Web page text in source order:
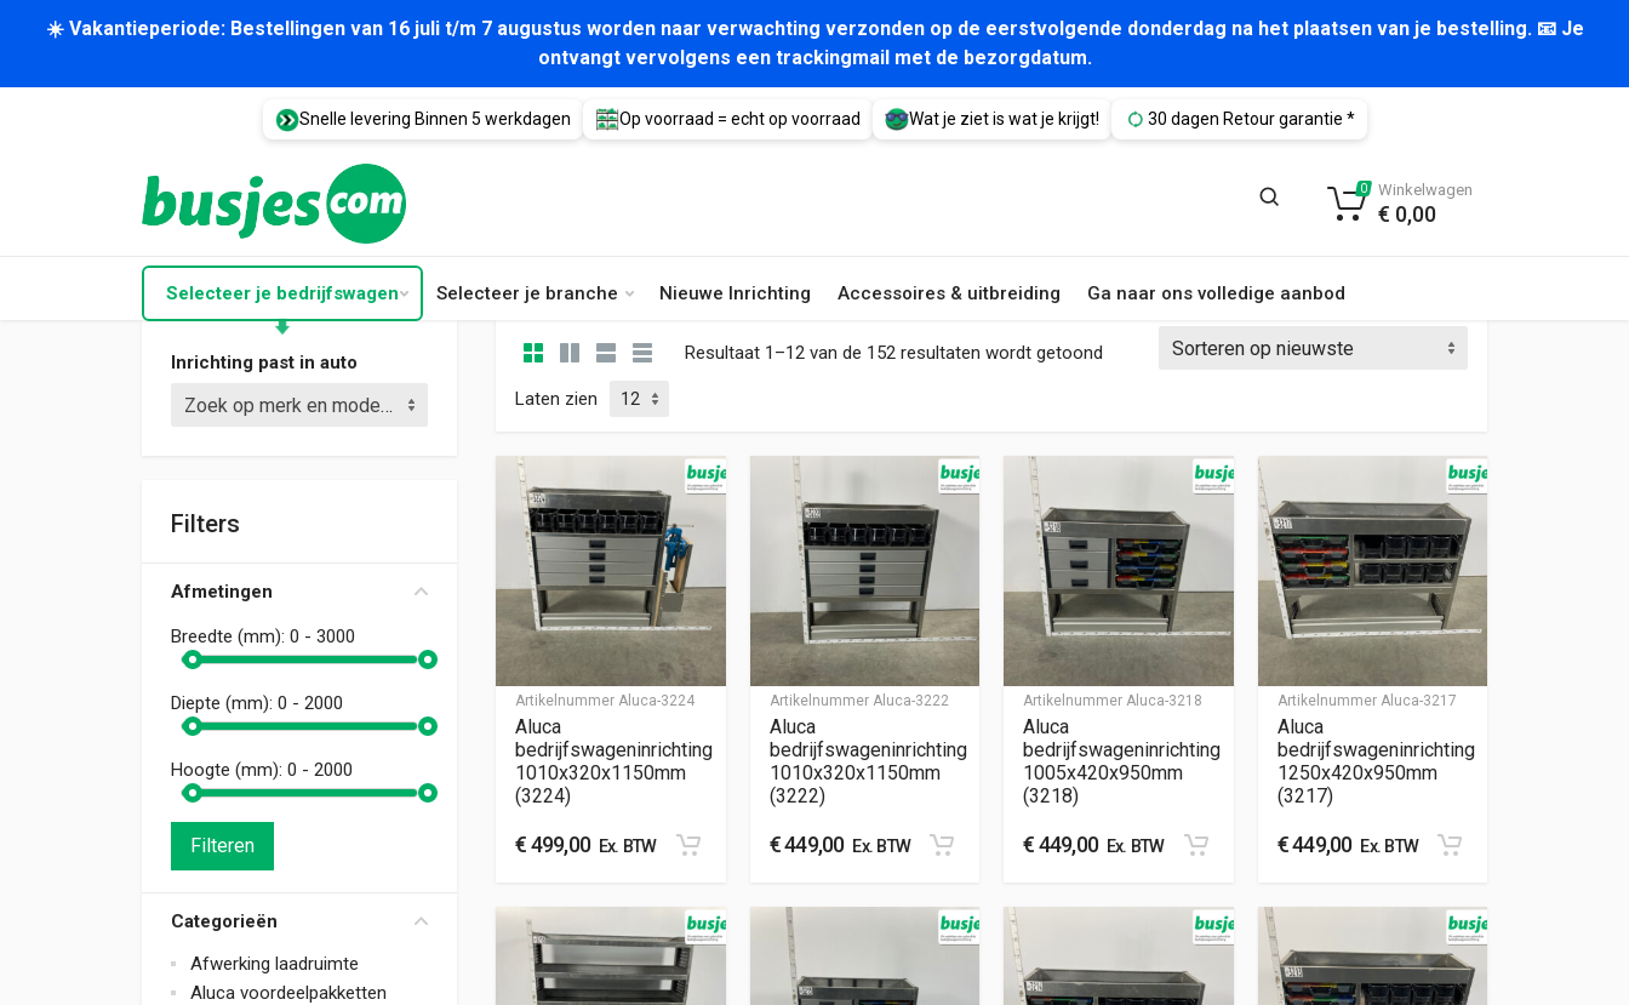
☀️ Vakantieperiode: Bestellingen van 16 juli t/m 7 augustus worden naar verwachting verzonden op de eerstvolgende donderdag na het plaatsen van je bestelling. 📧 Je
ontvangt vervolgens een trackingmail met de bezorgdatum.
Snelle levering Binnen 5 werkdagen Op voorraad = echt op voorraad Wat je ziet is wat je krijgt! 30 dagen Retour garantie *
Selecteer je bedrijfswagen Selecteer je branche Nieuwe Inrichting Accessoires & uitbreiding Ga naar ons volledige aanbod
0 Winkelwagen
€ 0,00
Inrichting past in auto
Zoek op merk en model (bijv. Crafter L3)
Filters
Afmetingen
Breedte (mm): 0 - 3000
Diepte (mm): 0 - 2000
Hoogte (mm): 0 - 2000
Filteren
Categorieën
Afwerking laadruimte
Aluca voordeelpakketten
Resultaat 1–12 van de 152 resultaten wordt getoond Gesorteerd op nieuwste
Laten zien
Artikelnummer Aluca-3224
Aluca
bedrijfswageninrichting
1010x320x1150mm
(3224)
€499,00Ex. BTW
Artikelnummer Aluca-3222
Aluca
bedrijfswageninrichting
1010x320x1150mm
(3222)
€449,00Ex. BTW
Artikelnummer Aluca-3218
Aluca
bedrijfswageninrichting
1005x420x950mm
(3218)
€449,00Ex. BTW
Artikelnummer Aluca-3217
Aluca
bedrijfswageninrichting
1250x420x950mm
(3217)
€449,00Ex. BTW